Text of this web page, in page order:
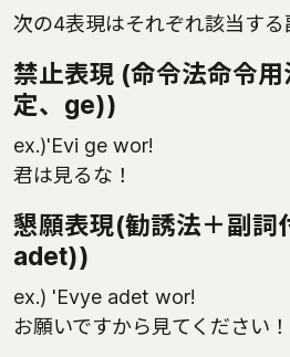
次の4表現はそれぞれ該当する
禁止表現 (命令法命令
定、ge))
ex.)'Evi ge wor!
君は見るな！
懇願表現(勧誘法＋副詞
adet))
ex.) 'Evye adet wor!
お願いですから見てください！